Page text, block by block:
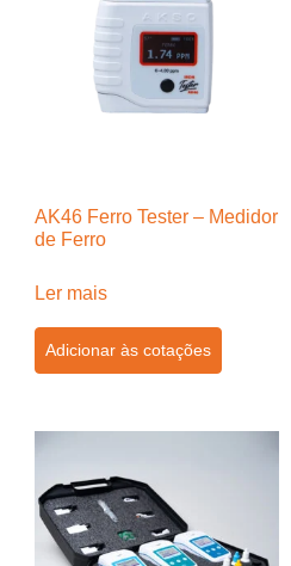
AK46 Ferro Tester – Medidor
de Ferro
Ler mais
Adicionar às cotações